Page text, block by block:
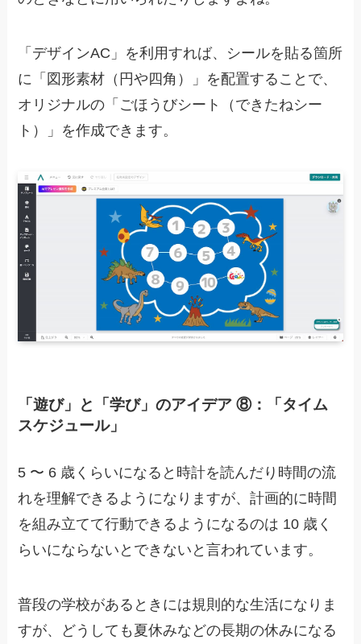
「デザインAC」を利用すれば、シールを貼る箇所
に「図形素材（円や四角）」を配置することで、
オリジナルの「ごほうびシート（できたねシー
ト）」を作成できます。
「遊び」と「学び」のアイデア ⑧：「タイム
スケジュール」
5 〜 6 歳くらいになると時計を読んだり時間の流
れを理解できるようになりますが、計画的に時間
を組み立てて行動できるようになるのは 10 歳く
らいにならないとできないと言われています。
普段の学校があるときには規則的な生活になりま
すが、どうしても夏休みなどの長期の休みになる